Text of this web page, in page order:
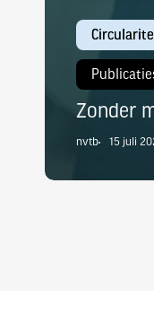
Zonder
nvtb 15 juli